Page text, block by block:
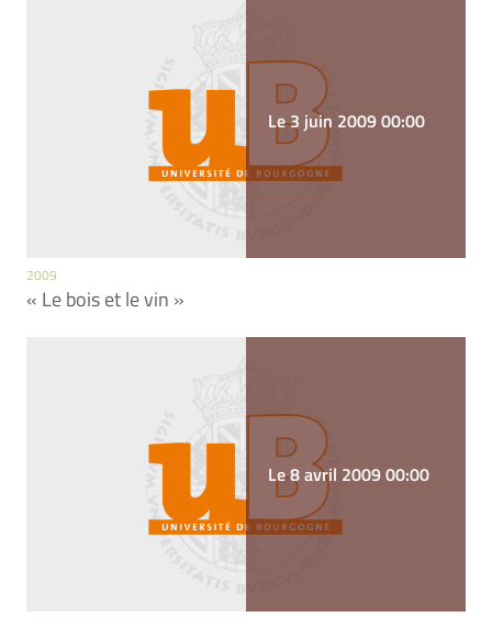
Le 3 juin 2009 00:00
2009
« Le bois et le vin »
Le 8 avril 2009 00:00